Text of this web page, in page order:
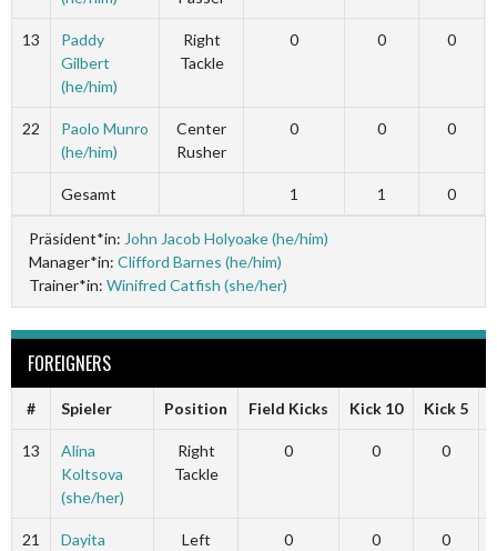
13
Paddy
Gilbert
(he/him)
Right
Tackle
0 0 0
22
Paolo Munro
(he/him)
Center
Rusher
0 0 0
Gesamt 1 1 0
Präsident*in: John Jacob Holyoake (he/him)
Manager*in: Clifford Barnes (he/him)
Trainer*in: Winifred Catfish (she/her)
FOREIGNERS
# Spieler Position Field Kicks Kick 10 Kick 5
13
Alina
Koltsova
(she/her)
Right
Tackle
0 0 0
21
Dayita
Left
0 0 0